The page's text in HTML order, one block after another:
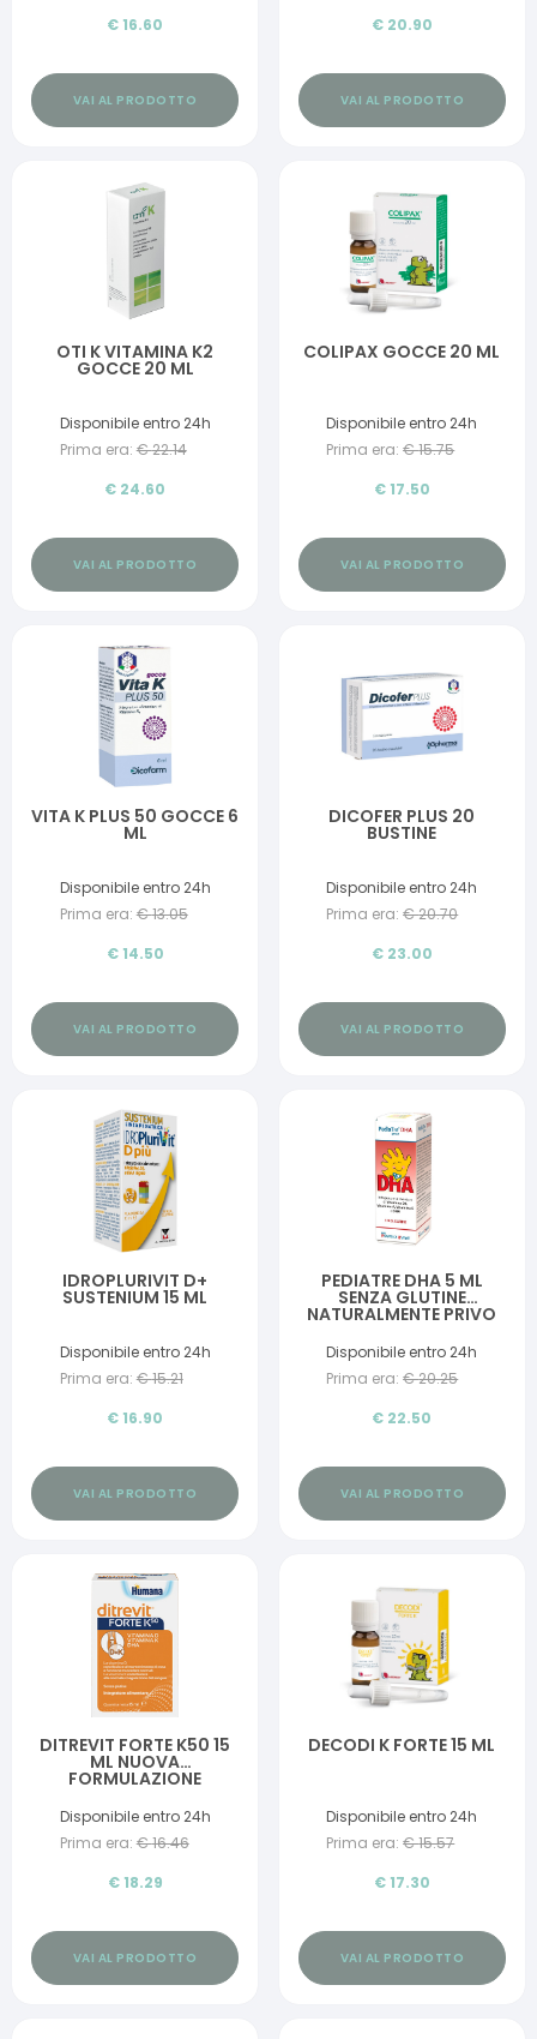
€ 16.60
VAI AL PRODOTTO
€ 20.90
VAI AL PRODOTTO
OTI K VITAMINA K2
GOCCE 20 ML
Disponibile entro 24h
Prima era: €22.14
€ 24.60
VAI AL PRODOTTO
COLIPAX GOCCE 20 ML
Disponibile entro 24h
Prima era: €15.75
€ 17.50
VAI AL PRODOTTO
VITA K PLUS 50 GOCCE 6
ML
Disponibile entro 24h
Prima era: €13.05
€ 14.50
VAI AL PRODOTTO
DICOFER PLUS 20
BUSTINE
Disponibile entro 24h
Prima era: €20.70
€ 23.00
VAI AL PRODOTTO
IDROPLURIVIT D+
SUSTENIUM 15 ML
Disponibile entro 24h
Prima era: €15.21
€ 16.90
VAI AL PRODOTTO
PEDIATRE DHA 5 ML
SENZA GLUTINE
NATURALMENTE PRIVO
Disponibile entro 24h
Prima era: €20.25
€ 22.50
VAI AL PRODOTTO
DITREVIT FORTE K50 15
ML NUOVA
FORMULAZIONE
Disponibile entro 24h
Prima era: €16.46
€ 18.29
VAI AL PRODOTTO
DECODI K FORTE 15 ML
Disponibile entro 24h
Prima era: €15.57
€ 17.30
VAI AL PRODOTTO